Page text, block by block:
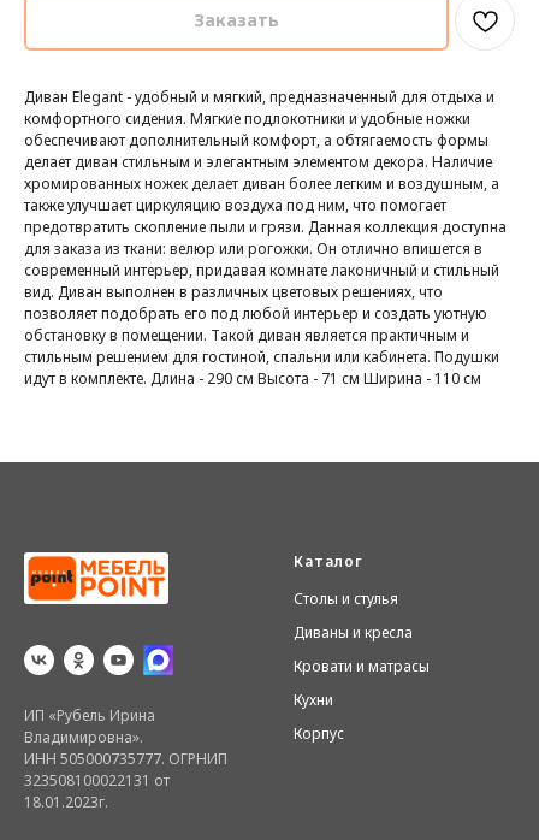
Заказать
Диван Elegant - удобный и мягкий, предназначенный для отдыха и
комфортного сидения. Мягкие подлокотники и удобные ножки
обеспечивают дополнительный комфорт, а обтягаемость формы
делает диван стильным и элегантным элементом декора. Наличие
хромированных ножек делает диван более легким и воздушным, а
также улучшает циркуляцию воздуха под ним, что помогает
предотвратить скопление пыли и грязи. Данная коллекция доступна
для заказа из ткани: велюр или рогожки. Он отлично впишется в
современный интерьер, придавая комнате лаконичный и стильный
вид. Диван выполнен в различных цветовых решениях, что
позволяет подобрать его под любой интерьер и создать уютную
обстановку в помещении. Такой диван является практичным и
стильным решением для гостиной, спальни или кабинета. Подушки
идут в комплекте. Длина - 290 см Высота - 71 см Ширина - 110 см
ИП «Рубель Ирина
Владимировна».
ИНН 505000735777. ОГРНИП
323508100022131 от
18.01.2023г.
Каталог
Столы и стулья
Диваны и кресла
Кровати и матрасы
Кухни
Корпус